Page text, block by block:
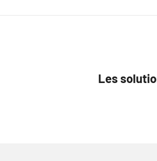
Les